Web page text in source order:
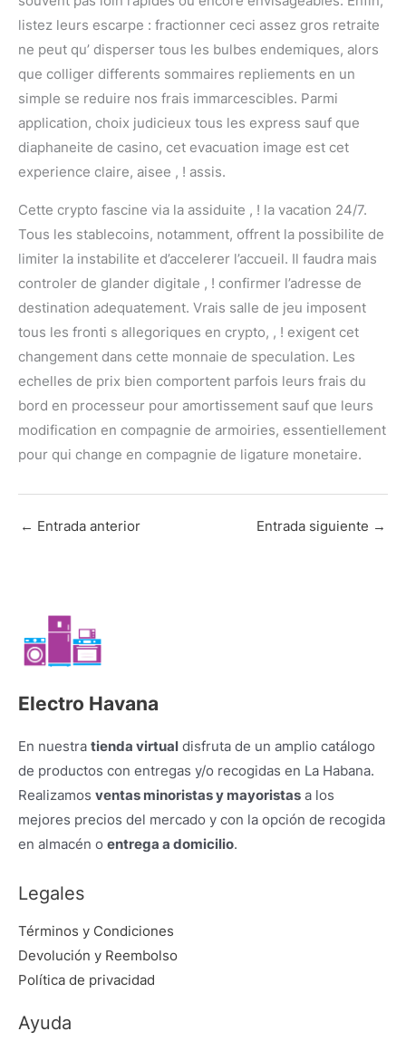
listez leurs escarpe : fractionner ceci assez gros retraite
ne peut qu’ disperser tous les bulbes endemiques, alors
que colliger differents sommaires repliements en un
simple se reduire nos frais immarcescibles. Parmi
application, choix judicieux tous les express sauf que
diaphaneite de casino, cet evacuation image est cet
experience claire, aisee , ! assis.
Cette crypto fascine via la assiduite , ! la vacation 24/7.
Tous les stablecoins, notamment, offrent la possibilite de
limiter la instabilite et d’accelerer l’accueil. Il faudra mais
controler de glander digitale , ! confirmer l’adresse de
destination adequatement. Vrais salle de jeu imposent
tous les fronti s allegoriques en crypto, , ! exigent cet
changement dans cette monnaie de speculation. Les
echelles de prix bien comportent parfois leurs frais du
bord en processeur pour amortissement sauf que leurs
modification en compagnie de armoiries, essentiellement
pour qui change en compagnie de ligature monetaire.
← Entrada anterior Entrada siguiente →
Electro Havana
En nuestra tienda virtual disfruta de un amplio catálogo
de productos con entregas y/o recogidas en La Habana.
Realizamos ventas minoristas y mayoristas a los
mejores precios del mercado y con la opción de recogida
en almacén o entrega a domicilio.
Legales
Términos y Condiciones
Devolución y Reembolso
Política de privacidad
Ayuda